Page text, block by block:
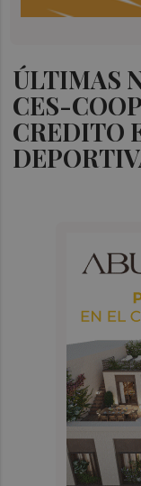
ÚLTIMAS
CES-
CREDITO